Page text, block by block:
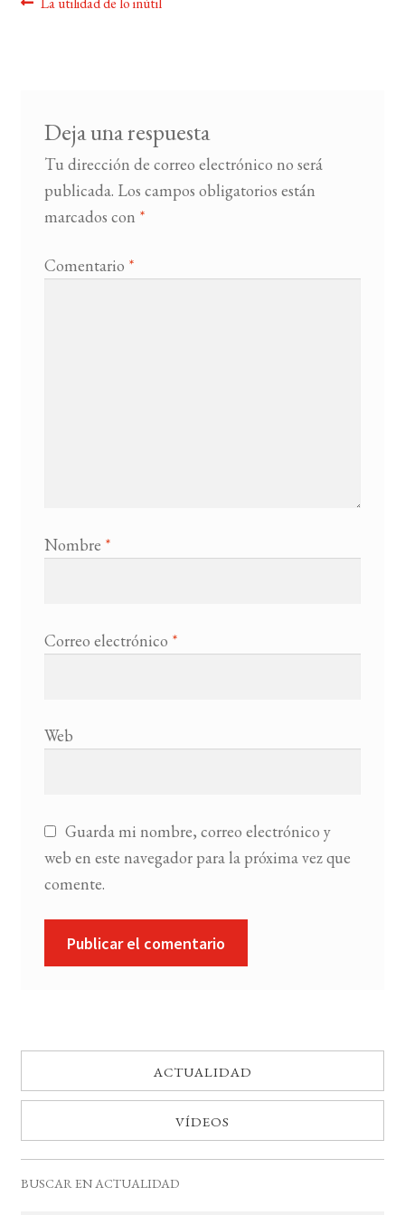
Navegación
Deja una respuesta
Tu dirección de correo electrónico no será
publicada. Los campos obligatorios están
marcados con *
Comentario *
Nombre *
Correo electrónico *
Web
Guarda mi nombre, correo electrónico y
web en este navegador para la próxima vez que
comente.
ACTUALIDAD
VÍDEOS
BUSCAR EN ACTUALIDAD